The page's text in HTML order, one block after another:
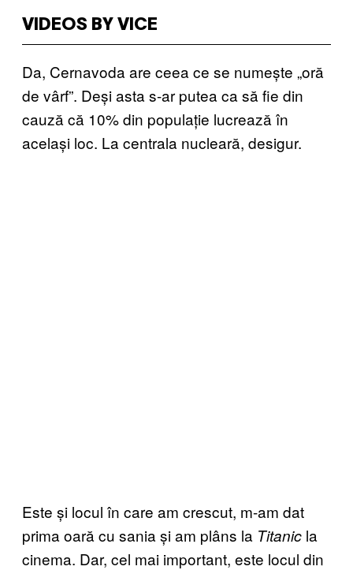
VIDEOS BY VICE
Da, Cernavoda are ceea ce se numește „oră
de vârf”. Deși asta s-ar putea ca să fie din
cauză că 10% din populație lucrează în
același loc. La centrala nucleară, desigur.
Este și locul în care am crescut, m-am dat
prima oară cu sania și am plâns la Titanic la
cinema. Dar, cel mai important, este locul din